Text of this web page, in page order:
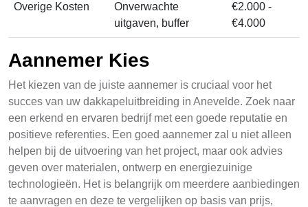
Overige Kosten
Onverwachte
uitgaven, buffer
€2.000 -
€4.000
Aannemer Kies
Het kiezen van de juiste aannemer is cruciaal voor het
succes van uw dakkapeluitbreiding in Anevelde. Zoek naar
een erkend en ervaren bedrijf met een goede reputatie en
positieve referenties. Een goed aannemer zal u niet alleen
helpen bij de uitvoering van het project, maar ook advies
geven over materialen, ontwerp en energiezuinige
technologieën. Het is belangrijk om meerdere aanbiedingen
te aanvragen en deze te vergelijken op basis van prijs,